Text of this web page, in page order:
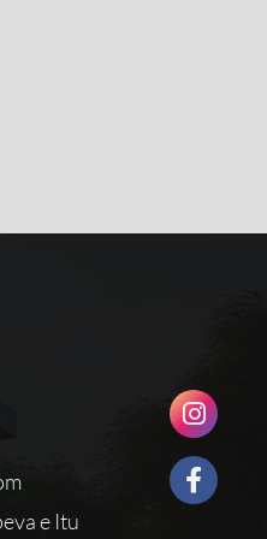
e Itu